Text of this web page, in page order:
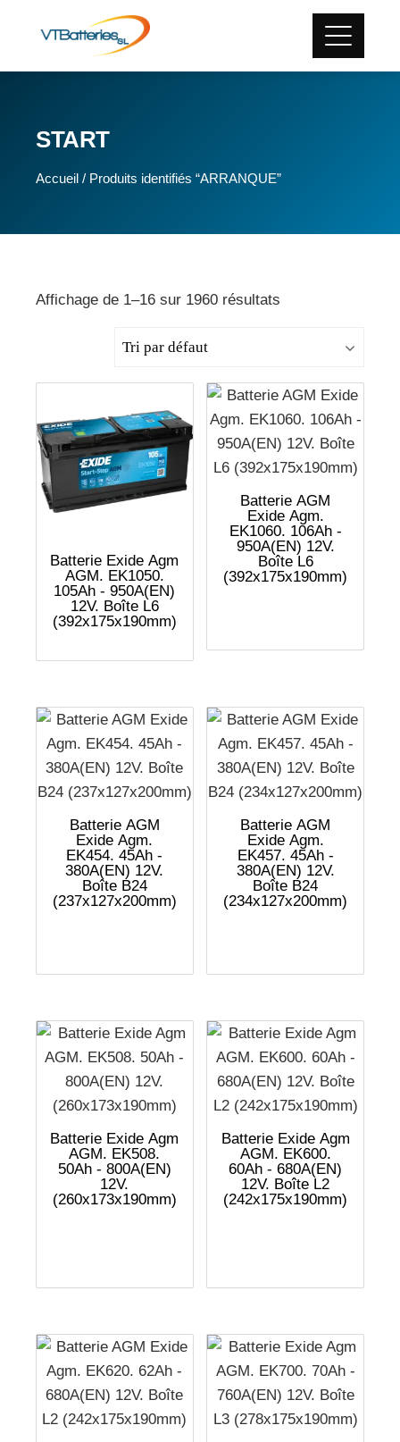
START
Accueil / Produits identifiés “ARRANQUE”
Affichage de 1–16 sur 1960 résultats
Batterie Exide Agm
AGM. EK1050.
105Ah - 950A(EN)
12V. Boîte L6
(392x175x190mm)
Batterie AGM
Exide Agm.
EK1060. 106Ah -
950A(EN) 12V.
Boîte L6
(392x175x190mm)
Batterie AGM
Exide Agm.
EK454. 45Ah -
380A(EN) 12V.
Boîte B24
(237x127x200mm)
Batterie AGM
Exide Agm.
EK457. 45Ah -
380A(EN) 12V.
Boîte B24
(234x127x200mm)
Batterie Exide Agm
AGM. EK508.
50Ah - 800A(EN)
12V.
(260x173x190mm)
Batterie Exide Agm
AGM. EK600.
60Ah - 680A(EN)
12V. Boîte L2
(242x175x190mm)